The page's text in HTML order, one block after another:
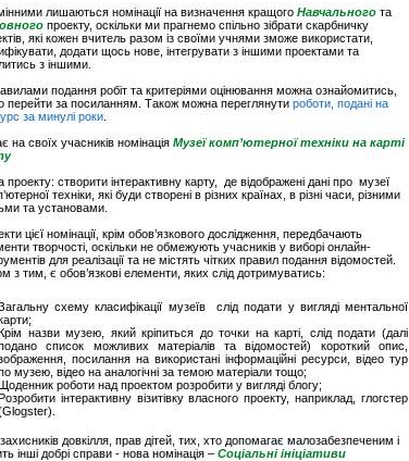
лишаються номінації на визначення кращого Навчального та
проекту, оскільки ми прагнемо спільно зібрати скарбничку
які кожен вчитель разом із своїми учнями зможе використати,
додати щось нове, інтегрувати з іншими проектами та
з іншими.
подання робіт та критеріями оцінювання можна ознайомитись,
перейти за посиланням. Також можна переглянути роботи, подані на
за минулі роки
на своїх учасників номінація Музеї комп’ютерної техніки на карті
проекту: створити інтерактивну карту, де відображені дані про музеї
техніки, які буди створені в різних країнах, в різні часи, різними
та установами.
цієї номінації, крім обов’язкового дослідження, передбачають
творчості, оскільки не обмежують учасників у виборі онлайн-
для реалізації та не містять чітких правил подання відомостей.
з тим, є обов’язкові елементи, яких слід дотримуватись:
схему класифікації музеїв слід подати у вигляді ментальної
назви музею, який кріпиться до точки на карті, слід подати (далі
список можливих матеріалів та відомостей) короткий опис,
посилання на використані інформаційні ресурси, відео тур
музею, відео на аналогічні за темою матеріали тощо;
роботи над проектом розробити у вигляді блогу;
інтерактивну візитівку власного проекту, наприклад, глогстер
довкілля, прав дітей, тих, хто допомагає малозабезпеченим і
інші добрі справи - нова номінація – Соціальні ініціативи